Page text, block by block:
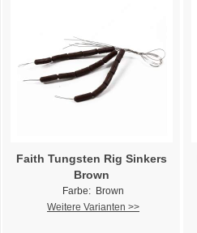
Faith Tungsten Rig Sinkers
Brown
Farbe: Brown
Weitere Varianten >>